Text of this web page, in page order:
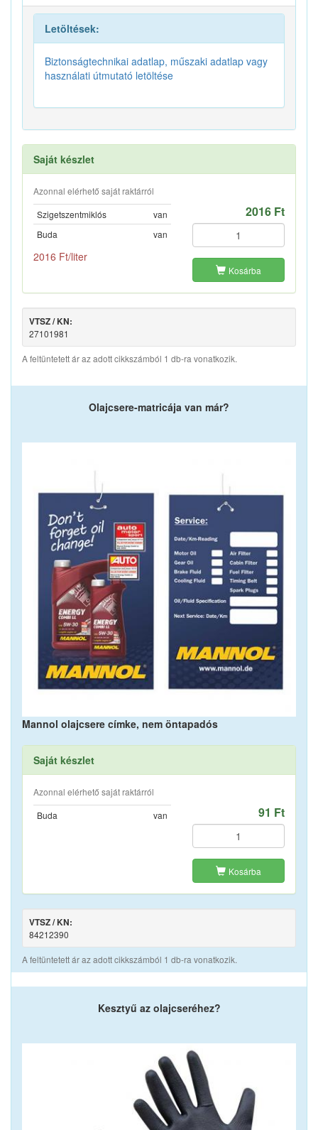
Letöltések:
Biztonságtechnikai adatlap, műszaki adatlap vagy
használati útmutató letöltése
Saját készlet
Azonnal elérhető saját raktárról
Szigetszentmiklós
van
Buda
van
2016 Ft/liter
2016 Ft
Kosárba
VTSZ / KN:
27101981
A feltüntetett ár az adott cikkszámból 1 db-ra vonatkozik.
Olajcsere-matricája van már?
Mannol olajcsere címke, nem öntapadós
Saját készlet
Azonnal elérhető saját raktárról
Buda
van 91 Ft
Kosárba
VTSZ / KN:
84212390
A feltüntetett ár az adott cikkszámból 1 db-ra vonatkozik.
Kesztyű az olajcseréhez?